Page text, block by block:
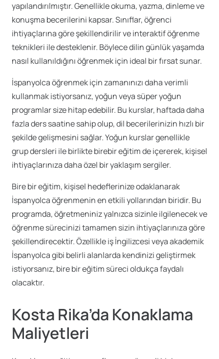
yapılandırılmıştır. Genellikle okuma, yazma, dinleme ve
konuşma becerilerini kapsar. Sınıflar, öğrenci
ihtiyaçlarına göre şekillendirilir ve interaktif öğrenme
teknikleri ile desteklenir. Böylece dilin günlük yaşamda
nasıl kullanıldığını öğrenmek için ideal bir fırsat sunar.
İspanyolca öğrenmek için zamanınızı daha verimli
kullanmak istiyorsanız, yoğun veya süper yoğun
programlar size hitap edebilir. Bu kurslar, haftada daha
fazla ders saatine sahip olup, dil becerilerinizin hızlı bir
şekilde gelişmesini sağlar. Yoğun kurslar genellikle
grup dersleri ile birlikte birebir eğitim de içererek, kişisel
ihtiyaçlarınıza daha özel bir yaklaşım sergiler.
Bire bir eğitim, kişisel hedeflerinize odaklanarak
İspanyolca öğrenmenin en etkili yollarından biridir. Bu
programda, öğretmeniniz yalnızca sizinle ilgilenecek ve
öğrenme sürecinizi tamamen sizin ihtiyaçlarınıza göre
şekillendirecektir. Özellikle iş İngilizcesi veya akademik
İspanyolca gibi belirli alanlarda kendinizi geliştirmek
istiyorsanız, bire bir eğitim süreci oldukça faydalı
olacaktır.
Kosta Rika’da Konaklama
Maliyetleri